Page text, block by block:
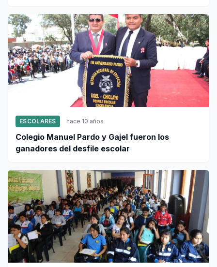
ESCOLARES hace 10 años
Colegio Manuel Pardo y Gajel fueron los
ganadores del desfile escolar